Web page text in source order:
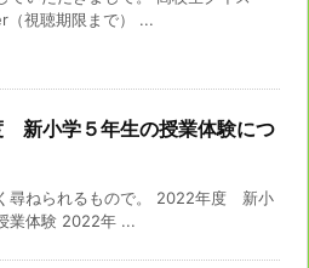
視聴期限まで） ...
新小学５年生の授業体験につ
尋ねられるもので。 2022年度 新小
業体験 2022年 ...